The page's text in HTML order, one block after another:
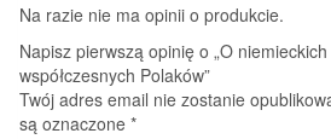
Na razie nie ma opinii o produkcie.
Napisz pierwszą opinię o „O
współczesnych Polaków”
Twój adres email nie zostanie
są oznaczone *